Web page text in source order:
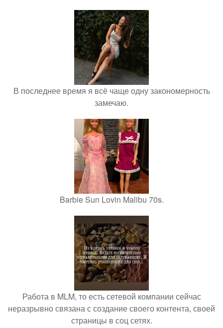
В последнее время я всё чаще одну закономерность
замечаю.
Barbie Sun Lovin Malibu 70s.
Работа в MLM, то есть сетевой компании сейчас
неразрывно связана с создание своего контента, своей
страницы в соц сетях.